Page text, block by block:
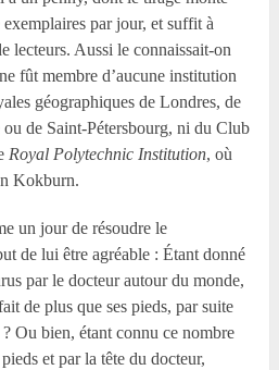
par jour, et suffit à
lecteurs. Aussi le connaissait-on
fût membre d’aucune institution
géographiques de Londres, de
de Saint-Pétersbourg, ni du Club
Royal Polytechnic Institution, où
Kokburn.
un jour de résoudre le
de lui être agréable : Étant donné
par le docteur autour du monde,
de plus que ses pieds, par suite
Ou bien, étant connu ce nombre
et par la tête du docteur,